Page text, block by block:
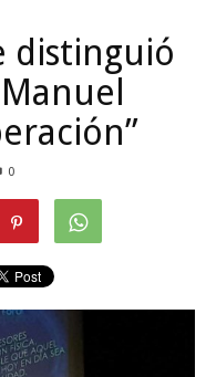
distinguió
0